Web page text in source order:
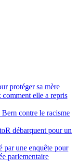
protéger sa mère
comment elle a repris
contre le racisme
débarquent pour un
par une enquête pour
parlementaire